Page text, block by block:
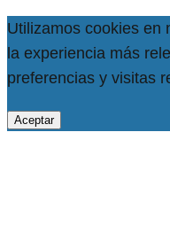
Utilizamos cookies en
la experiencia más
preferencias y visitas
Aceptar